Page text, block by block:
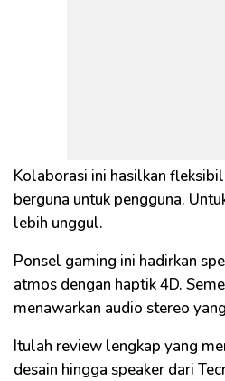
Kolaborasi ini hasilkan
berguna untuk pengguna.
lebih unggul.
Ponsel gaming ini hadirkan
atmos dengan haptik 4D.
menawarkan audio stereo
Itulah review lengkap yang
desain hingga speaker dari